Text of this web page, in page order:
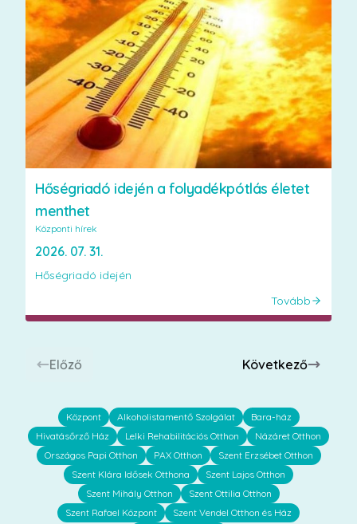
Hőségriadó idején a folyadékpótlás életet
menthet
Központi hírek
2026. 07. 31.
Hőségriadó idején
Tovább
Előző Következő
Központ Alkoholistamentő Szolgálat
Bara-ház
Hivatásőrző Ház
Lelki Rehabilitációs Otthon
Názáret Otthon
Országos Papi Otthon
PAX Otthon
Szent Erzsébet Otthon
Szent Klára Idősek Otthona
Szent Lajos Otthon
Szent Mihály Otthon
Szent Ottilia Otthon
Szent Rafael Központ
Szent Vendel Otthon és Ház